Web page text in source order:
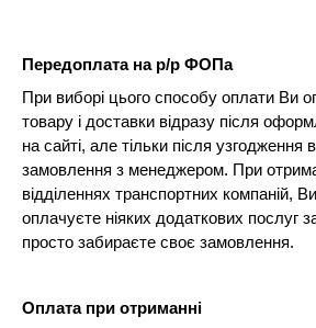
Передоплата на р/р ФОПа
При виборі цього способу оплати Ви
товару і доставки відразу після
на сайті, але тільки після узгодження
замовлення з менеджером. При
відділеннях транспортних компаній,
оплачуєте ніяких додаткових послуг
просто забираєте своє замовлення.
Оплата при отриманні